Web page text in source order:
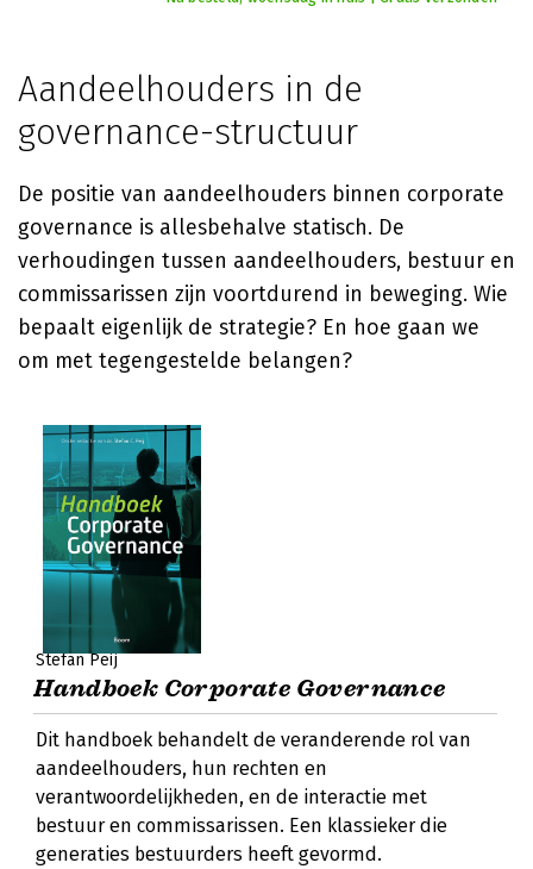
Aandeelhouders in de
governance-structuur
De positie van aandeelhouders binnen corporate
governance is allesbehalve statisch. De
verhoudingen tussen aandeelhouders, bestuur en
commissarissen zijn voortdurend in beweging. Wie
bepaalt eigenlijk de strategie? En hoe gaan we
om met tegengestelde belangen?
Stefan Peij
Handboek Corporate Governance
Dit handboek behandelt de veranderende rol van
aandeelhouders, hun rechten en
verantwoordelijkheden, en de interactie met
bestuur en commissarissen. Een klassieker die
generaties bestuurders heeft gevormd.